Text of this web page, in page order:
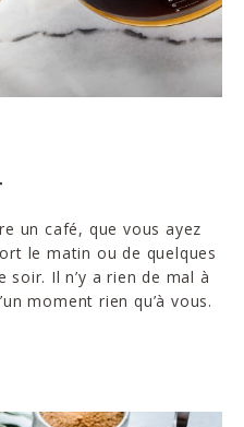
un café, que vous ayez
le matin ou de quelques
Il n’y a rien de mal à
moment rien qu’à vous.